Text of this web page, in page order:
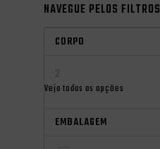
NAVEGUE PELOS FILTROS
CORPO
2
Veja todas as opções
EMBALAGEM